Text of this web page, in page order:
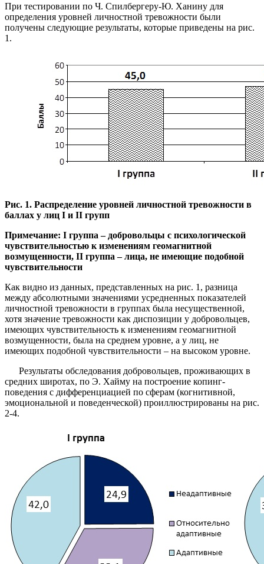
При тестировании по Ч. Спилбергеру-Ю. Ханину для
определения уровней личностной тревожности были
получены следующие результаты, которые приведены на рис.
1.
Рис. 1. Распределение уровней личностной тревожности в
баллах у лиц I и II групп
Примечание: I группа – добровольцы с психологической
чувствительностью к изменениям геомагнитной
возмущенности, II группа – лица, не имеющие подобной
чувствительности
Как видно из данных, представленных на рис. 1, разница
между абсолютными значениями усредненных показателей
личностной тревожности в группах была несущественной,
хотя значение тревожности как диспозиции у добровольцев,
имеющих чувствительность к изменениям геомагнитной
возмущенности, была на среднем уровне, а у лиц, не
имеющих подобной чувствительности – на высоком уровне.
Результаты обследования добровольцев, проживающих в
средних широтах, по Э. Хайму на построение копинг-
поведения с дифференциацией по сферам (когнитивной,
эмоциональной и поведенческой) проиллюстрированы на рис.
2-4.